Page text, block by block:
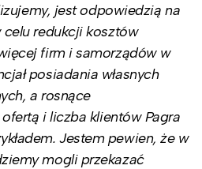
jest odpowiedzią na
redukcji kosztów
firm i samorządów w
posiadania własnych
a rosnące
i liczba klientów Pagra
Jestem pewien, że w
mogli przekazać